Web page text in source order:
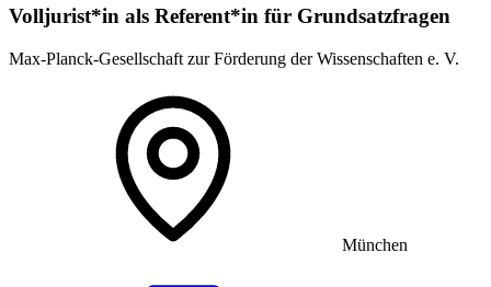
Volljurist*in als Referent*in für Grundsatz­fragen
Max-Planck-Gesellschaft zur Förderung der Wissenschaften e. V.
München